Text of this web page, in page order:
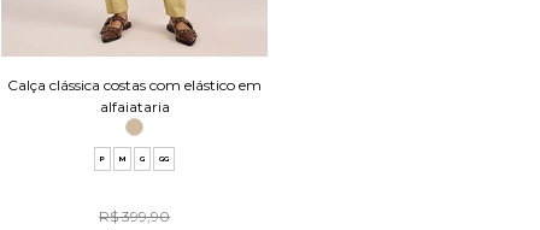
Calça clássica costas com elástico em
alfaiataria
P M G GG
R$ 399,90